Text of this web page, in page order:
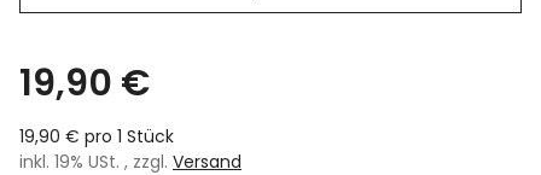
19,90 €
19,90 € pro 1 Stück
inkl. 19% USt. , zzgl. Versand